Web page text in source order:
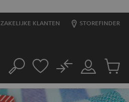
ZAKELIJKE KLANTEN STOREFINDER
Zoeken
Mijn
account
No